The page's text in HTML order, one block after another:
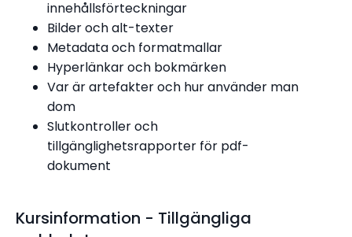
innehållsförteckningar
Bilder och alt-texter
Metadata och formatmallar
Hyperlänkar och bokmärken
Var är artefakter och hur använder man
dom
Slutkontroller och
tillgänglighetsrapporter för pdf-
dokument
Kursinformation - Tillgängliga